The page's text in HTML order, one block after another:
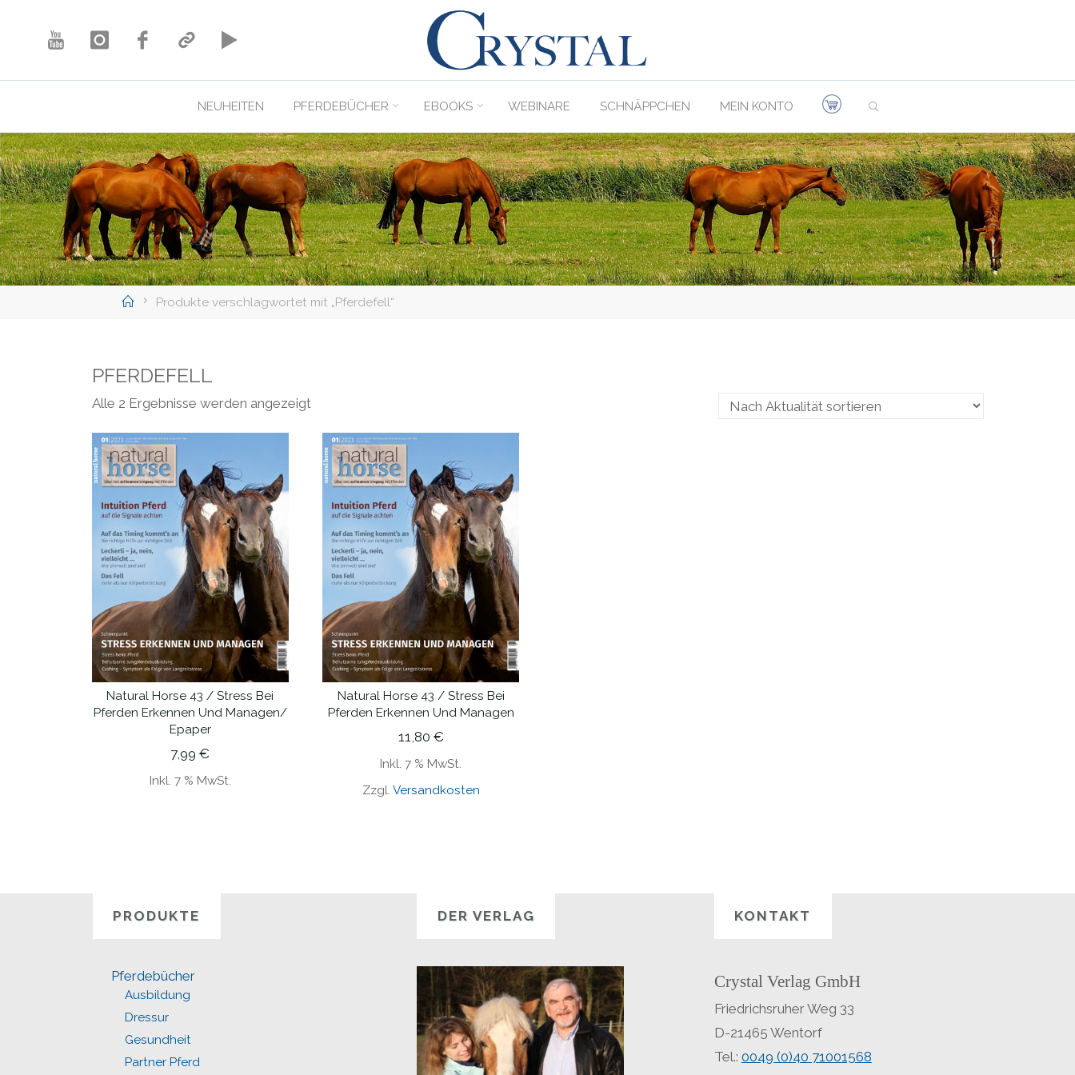
Crystal
Verlag
DER
ONLINE-
SHOP
FÜR
PFERDEFREUNDE
NEUHEITEN PFERDEBÜCHER EBOOKS WEBINARE SCHNÄPPCHEN MEIN KONTO
HomeProdukte verschlagwortet mit „Pferdefell“
PFERDEFELL
Alle 2 Ergebnisse werden angezeigtNach
sortiert
IN DEN WARENKORB
Natural Horse 43 / Stress Bei
Pferden Erkennen Und Managen/
Epaper
7,99 €
Inkl. 7 % MwSt.
IN DEN WARENKORB
Natural Horse 43 / Stress Bei
Pferden Erkennen Und Managen
11,80 €
Inkl. 7 % MwSt.
Zzgl. Versandkosten
PRODUKTE
Pferdebücher
Ausbildung
Dressur
Gesundheit
Partner Pferd
DER VERLAG KONTAKT
Crystal Verlag GmbH
Friedrichsruher Weg 33
D-21465 Wentorf
Tel.: 0049 (0)40 71001568